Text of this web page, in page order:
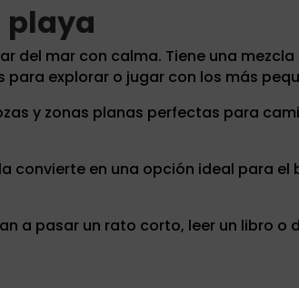
playa
del mar con calma. Tiene una
explorar o jugar con los más
y zonas planas perfectas para
convierte en una opción ideal para
a pasar un rato corto, leer un libro